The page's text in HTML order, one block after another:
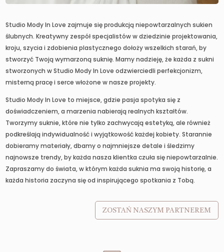
Studio Mody In Love zajmuje się produkcją niepowtarzalnych sukien
ślubnych. Kreatywny zespół specjalistów w dziedzinie projektowania,
kroju, szycia i zdobienia plastycznego dołoży wszelkich starań, by
stworzyć Twoją wymarzoną suknię. Mamy nadzieję, że każda z sukni
stworzonych w Studio Mody In Love odzwierciedli perfekcjonizm,
misterną pracę i serce włożone w nasze projekty.
Studio Mody In Love to miejsce, gdzie pasja spotyka się z
doświadczeniem, a marzenia nabierają realnych kształtów.
Tworzymy suknie, które nie tylko zachwycają estetyką, ale również
podkreślają indywidualność i wyjątkowość każdej kobiety. Starannie
dobieramy materiały, dbamy o najmniejsze detale i śledzimy
najnowsze trendy, by każda nasza klientka czuła się niepowtarzalnie.
Zapraszamy do świata, w którym każda suknia ma swoją historię, a
każda historia zaczyna się od inspirującego spotkania z Tobą.
ZOSTAŃ NASZYM PARTNEREM